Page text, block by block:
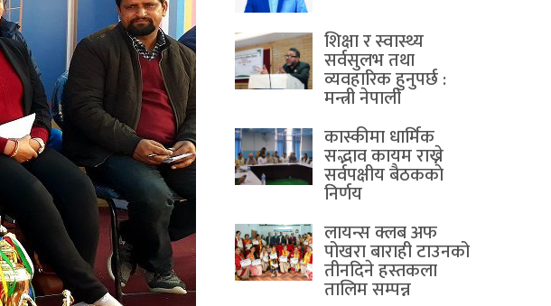
शिक्षा र स्वास्थ्य
सर्वसुलभ तथा
व्यवहारिक हुनुपर्छ :
मन्त्री नेपाली
कास्कीमा धार्मिक
सद्भाव कायम राख्ने
सर्वपक्षीय बैठककाे
निर्णय
लायन्स क्लब अफ
पोखरा बाराही टाउनको
तीनदिने हस्तकला
तालिम सम्पन्न